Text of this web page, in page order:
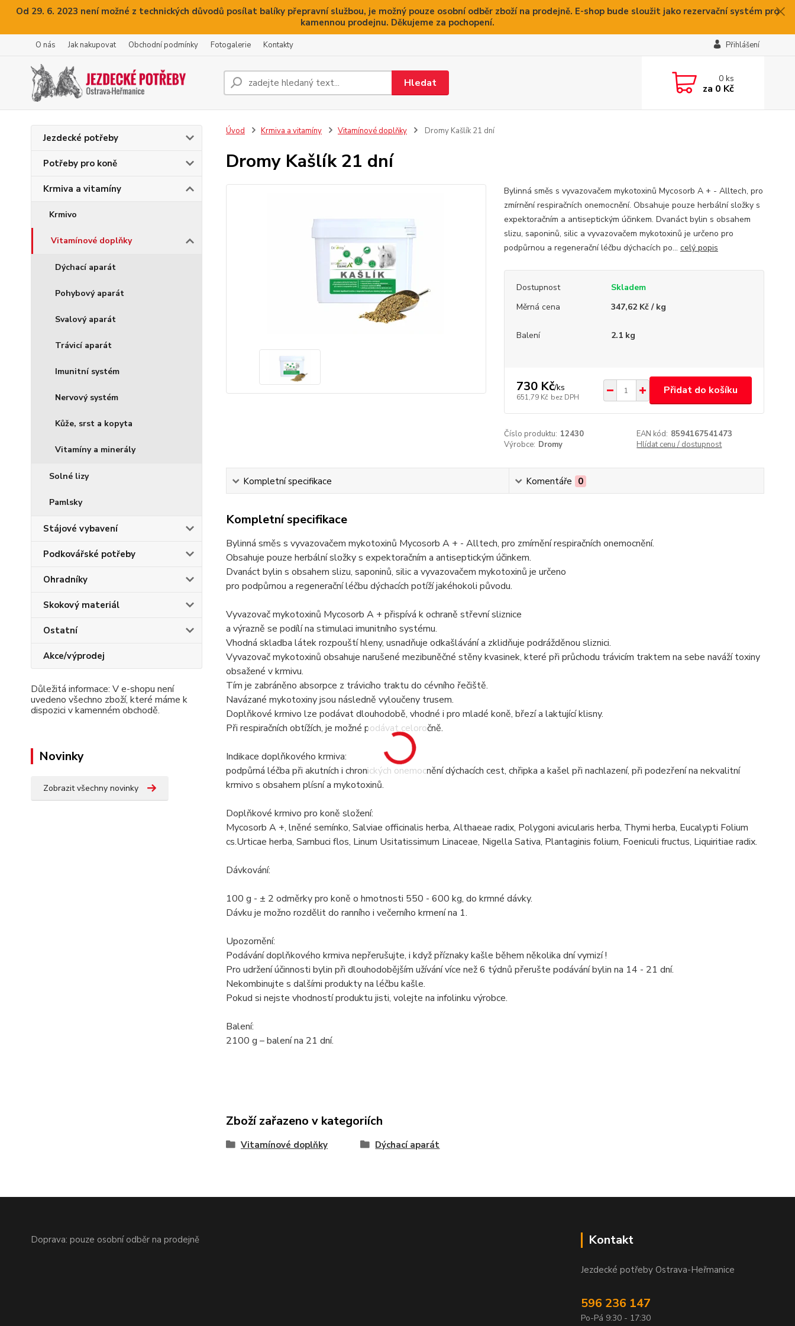
Od 29. 6. 2023 není možné z technických důvodů posílat balíky přepravní službou, je možný pouze osobní odběr zboží na prodejně. E-shop bude sloužit jako rezervační systém pro
kamennou prodejnu. Děkujeme za pochopení.
O nás Jak nakupovat Obchodní podmínky Fotogalerie Kontakty Přihlášení
Hledat 0ks
za 0 Kč
Jezdecké potřeby
Potřeby pro koně
Krmiva a vitamíny
Krmivo
Vitamínové doplňky
Dýchací aparát
Pohybový aparát
Svalový aparát
Trávicí aparát
Imunitní systém
Nervový systém
Kůže, srst a kopyta
Vitamíny a minerály
Solné lizy
Pamlsky
Stájové vybavení
Podkovářské potřeby
Ohradníky
Skokový materiál
Ostatní
Akce/výprodej
Důležitá informace: V e-shopu není
uvedeno všechno zboží, které máme k
dispozici v kamenném obchodě.
Novinky
Zobrazit všechny novinky
Úvod Krmiva a vitamíny Vitamínové doplňky Dromy Kašlík 21 dní
Dromy Kašlík 21 dní
Bylinná směs s vyvazovačem mykotoxinů Mycosorb A + - Alltech, pro
zmírnění respiračních onemocnění. Obsahuje pouze herbální složky s
expektoračním a antiseptickým účinkem. Dvanáct bylin s obsahem
slizu, saponinů, silic a vyvazovačem mykotoxinů je určeno pro
podpůrnou a regenerační léčbu dýchacích po... celý popis
Dostupnost
Skladem
Měrná cena
347,62 Kč / kg
Balení 2.1 kg
730 Kč/ks
651,79 Kč bez DPH
Přidat do košíku
Číslo produktu: 12430 EAN kód: 8594167541473
Výrobce: Dromy Hlídat cenu / dostupnost
Kompletní specifikace Komentáře 0
Kompletní specifikace
Bylinná směs s vyvazovačem mykotoxinů Mycosorb A + - Alltech, pro zmírnění respiračních onemocnění.
Obsahuje pouze herbální složky s expektoračním a antiseptickým účinkem.
Dvanáct bylin s obsahem slizu, saponinů, silic a vyvazovačem mykotoxinů je určeno
pro podpůrnou a regenerační léčbu dýchacích potíží jakéhokoli původu.
Vyvazovač mykotoxinů Mycosorb A + přispívá k ochraně střevní sliznice
a výrazně se podílí na stimulaci imunitního systému.
Vhodná skladba látek rozpouští hleny, usnadňuje odkašlávání a zklidňuje podrážděnou sliznici.
Vyvazovač mykotoxinů obsahuje narušené mezibuněčné stěny kvasinek, které při průchodu trávicím traktem na sebe naváží toxiny
obsažené v krmivu.
Tím je zabráněno absorpce z trávicího traktu do cévního řečiště.
Navázané mykotoxiny jsou následně vyloučeny trusem.
Doplňkové krmivo lze podávat dlouhodobě, vhodné i pro mladé koně, březí a laktující klisny.
Při respiračních obtížích, je možné podávat celoročně.
Indikace doplňkového krmiva:
podpůrná léčba při akutních i chronických onemocnění dýchacích cest, chřipka a kašel při nachlazení, při podezření na nekvalitní
krmivo s obsahem plísní a mykotoxinů.
Doplňkové krmivo pro koně složení:
Mycosorb A +, lněné semínko, Salviae officinalis herba, Althaeae radix, Polygoni avicularis herba, Thymi herba, Eucalypti Folium
cs.Urticae herba, Sambuci flos, Linum Usitatissimum Linaceae, Nigella Sativa, Plantaginis folium, Foeniculi fructus, Liquiritiae radix.
Dávkování:
100 g - ± 2 odměrky pro koně o hmotnosti 550 - 600 kg, do krmné dávky.
Dávku je možno rozdělit do ranního i večerního krmení na 1.
Upozornění:
Podávání doplňkového krmiva nepřerušujte, i když příznaky kašle během několika dní vymizí !
Pro udržení účinnosti bylin při dlouhodobějším užívání více než 6 týdnů přerušte podávání bylin na 14 - 21 dní.
Nekombinujte s dalšími produkty na léčbu kašle.
Pokud si nejste vhodností produktu jisti, volejte na infolinku výrobce.
Balení:
2100 g – balení na 21 dní.
Zboží zařazeno v kategoriích
Vitamínové doplňky Dýchací aparát
Doprava: pouze osobní odběr na prodejně Kontakt
Jezdecké potřeby Ostrava-Heřmanice
596 236 147
Po-Pá 9:30 - 17:30